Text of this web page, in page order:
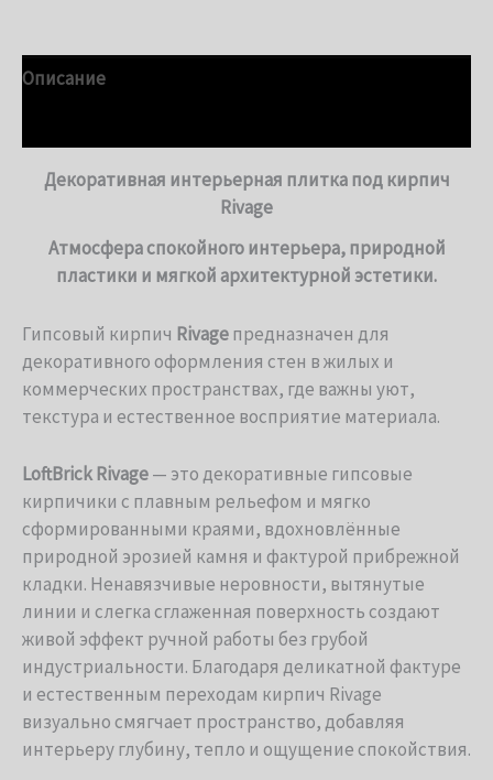
Описание
Декоративная интерьерная плитка под кирпич
Rivage
Атмосфера спокойного интерьера, природной
пластики и мягкой архитектурной эстетики.
Гипсовый кирпич Rivageпредназначен для
декоративного оформления стен в жилых и
коммерческих пространствах, где важны уют,
текстура и естественное восприятие материала.
LoftBrick Rivage— это декоративные гипсовые
кирпичики с плавным рельефом и мягко
сформированными краями, вдохновлённые
природной эрозией камня и фактурой прибрежной
кладки. Ненавязчивые неровности, вытянутые
линии и слегка сглаженная поверхность создают
живой эффект ручной работы без грубой
индустриальности. Благодаря деликатной фактуре
и естественным переходам кирпич Rivage
визуально смягчает пространство, добавляя
интерьеру глубину, тепло и ощущение спокойствия.